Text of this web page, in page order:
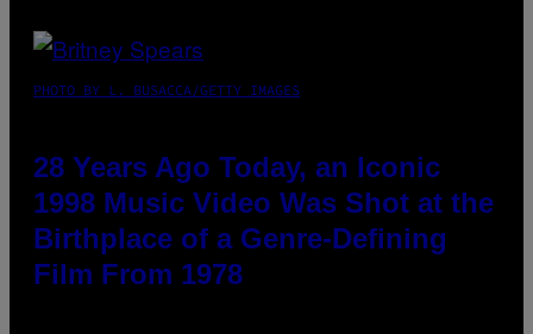
PHOTO BY L. BUSACCA/GETTY IMAGES
28 Years Ago Today, an Iconic
1998 Music Video Was Shot at the
Birthplace of a Genre-Defining
Film From 1978